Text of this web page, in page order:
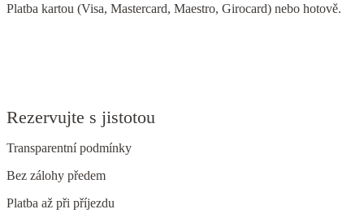
Platba kartou (Visa, Mastercard, Maestro, Girocard) nebo hotově.
Rezervujte s jistotou
Transparentní podmínky
Bez zálohy předem
Platba až při příjezdu